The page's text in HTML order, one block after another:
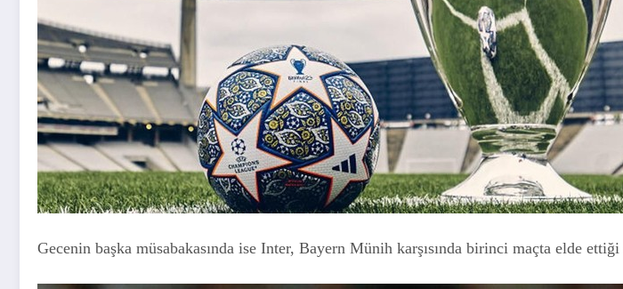
Gecenin başka müsabakasında ise Inter, Bayern Münih karşısında birinci maçta elde